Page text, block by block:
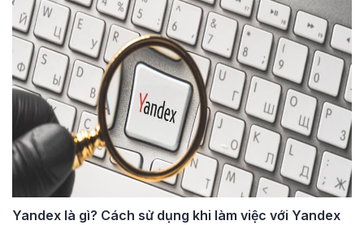
Yandex là gì? Cách sử dụng khi làm việc với Yandex